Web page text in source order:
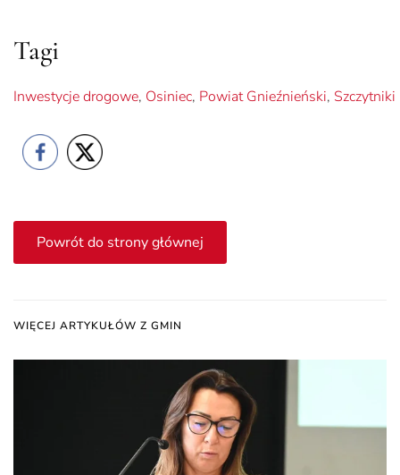
Tagi
Inwestycje drogowe, Osiniec, Powiat Gnieźnieński,
Powrót do strony głównej
WIĘCEJ ARTYKUŁÓW Z GMIN